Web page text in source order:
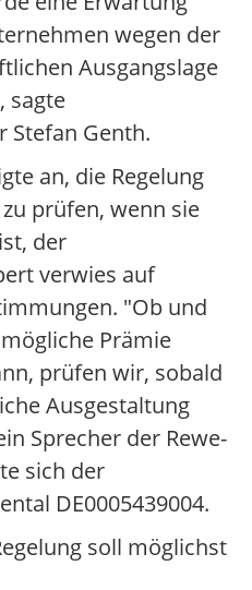
wegen der
Ausgangslage
sagte
Stefan Genth.
an, die Regelung
prüfen, wenn sie
der
verwies auf
"Ob und
Prämie
prüfen wir, sobald
Ausgestaltung
Sprecher der Rewe-
sich der
DE0005439004.
soll möglichst